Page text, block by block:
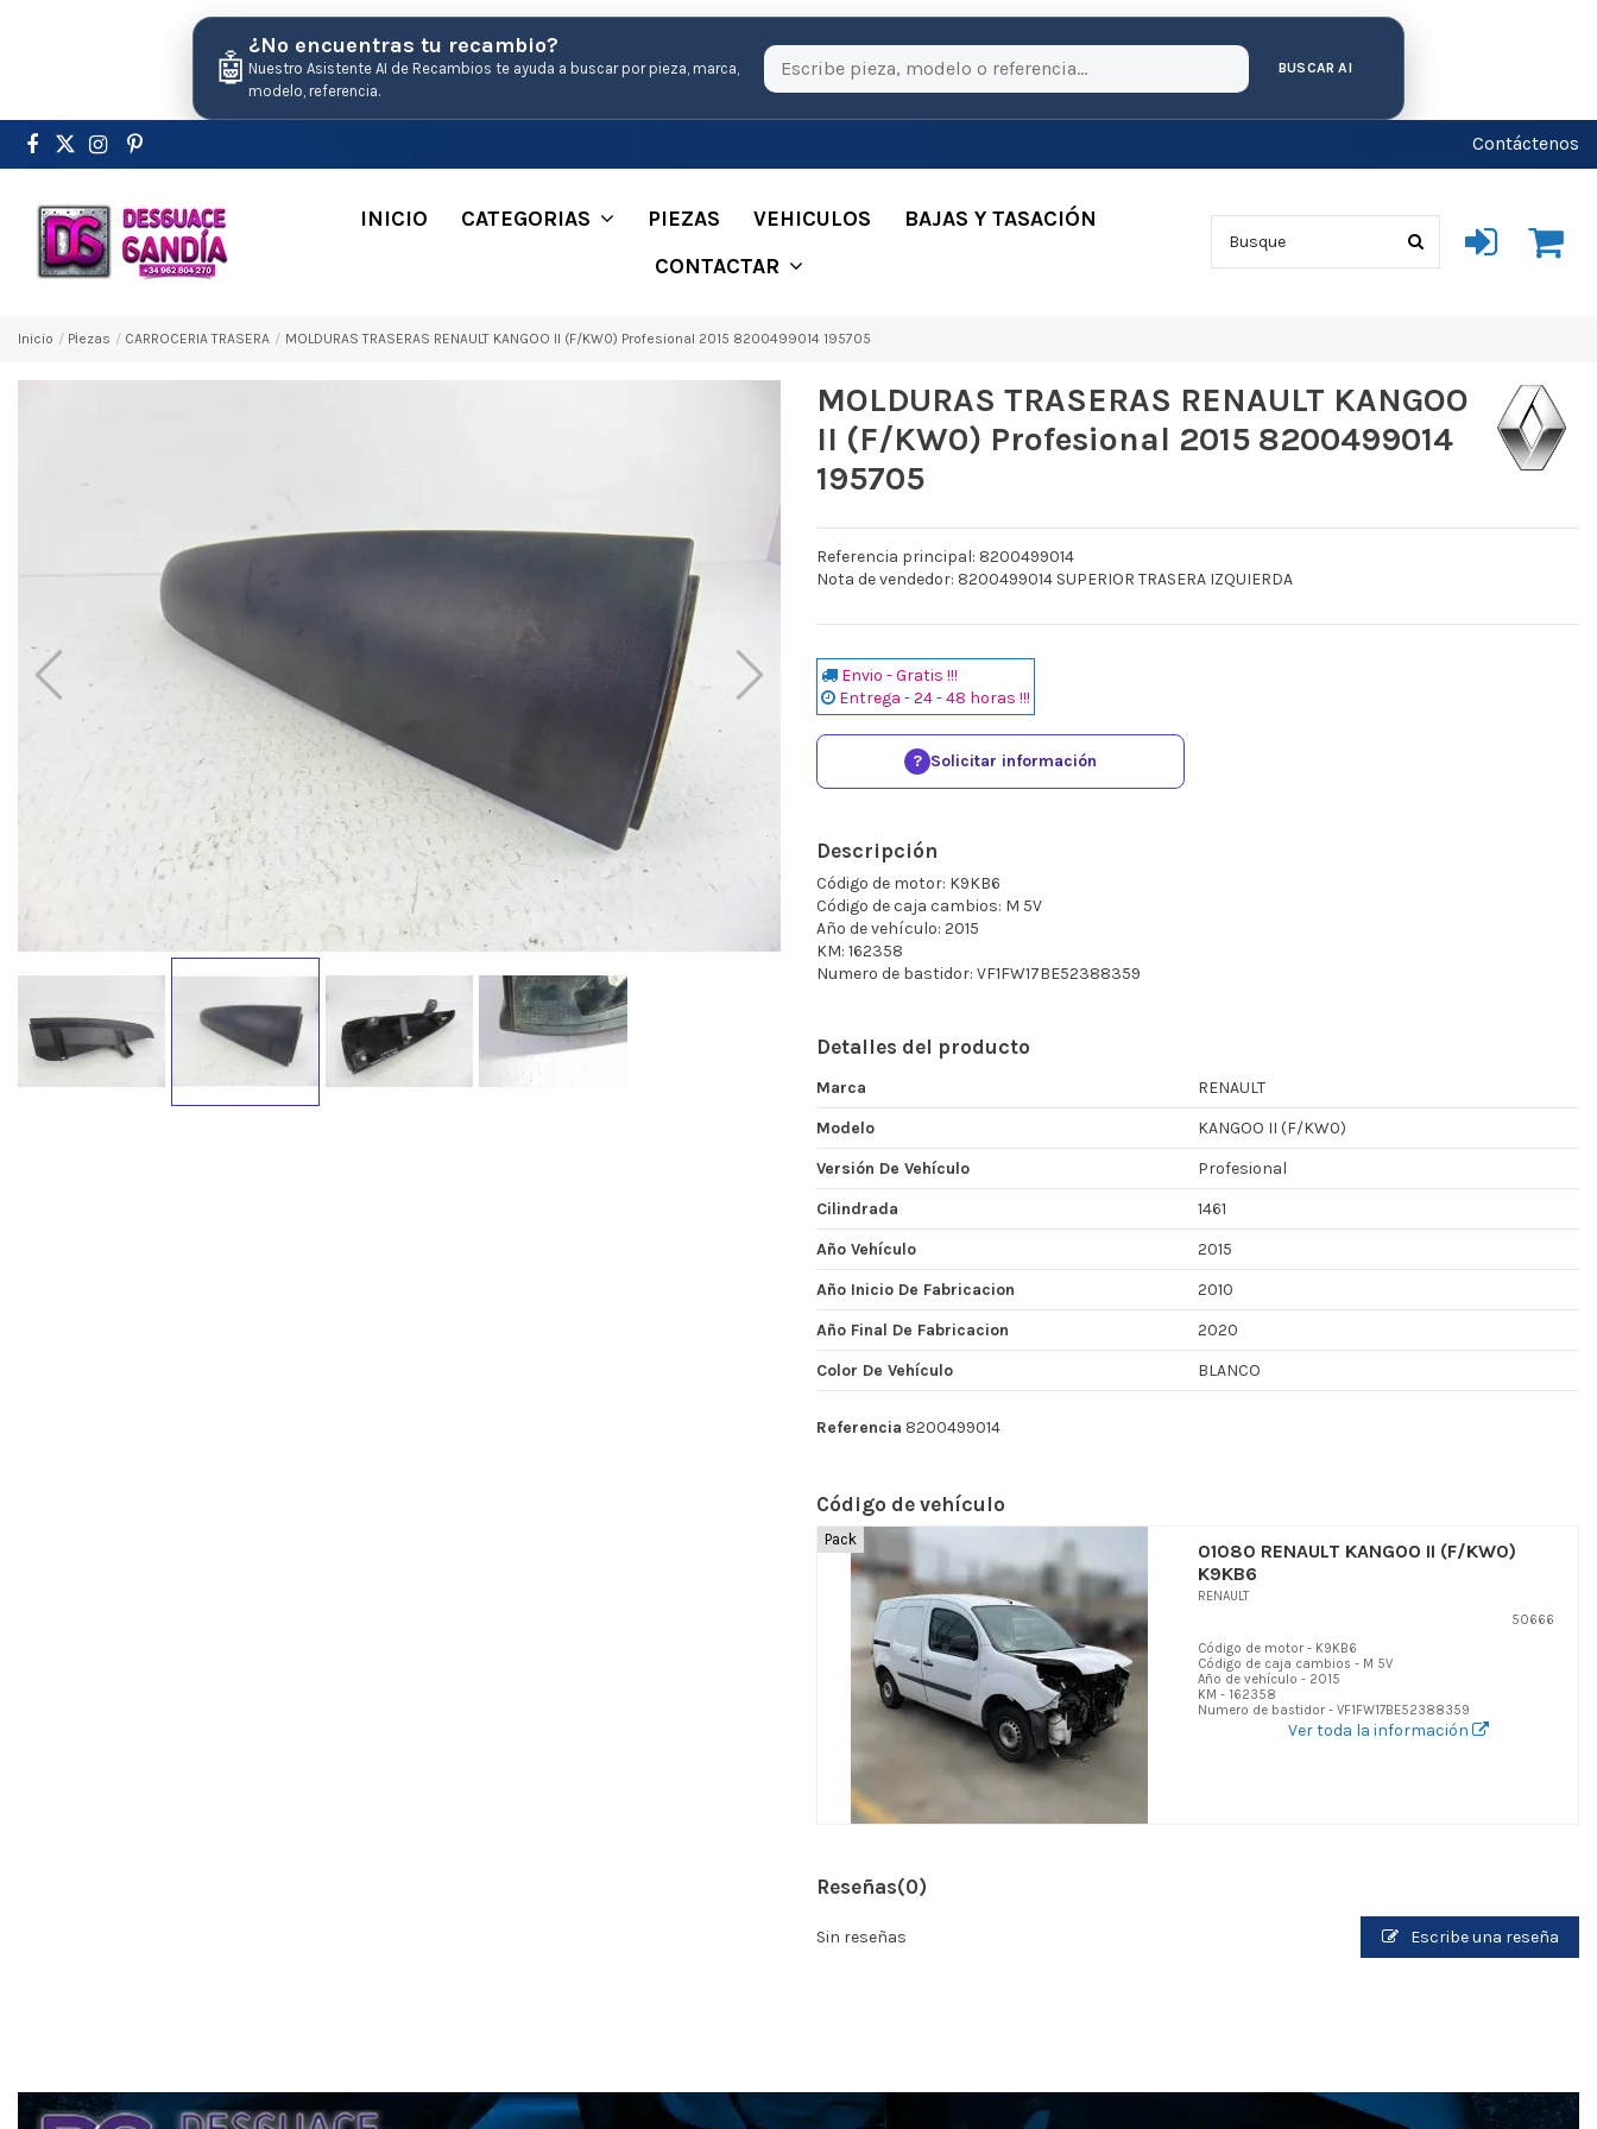
🤖
¿No encuentras tu recambio?
Nuestro Asistente AI de Recambios te ayuda a buscar por pieza, marca,
modelo, referencia.
BUSCAR AI
Contáctenos
INICIO CATEGORIAS PIEZAS VEHICULOS
BAJAS Y TASACIÓN
CONTACTAR
Inicio Pіezas CARROCERIA TRASERA MOLDURAS TRASERAS RENAULT KANGOO II (F/KW0) Profesional 2015 8200499014 195705
MOLDURAS TRASERAS RENAULT KANGOO
II (F/KW0) Profesional 2015 8200499014
195705
Referencia principal: 8200499014
Nota de vendedor: 8200499014 SUPERIOR TRASERA IZQUIERDA
Envio - Gratis !!!
Entrega - 24 - 48 horas !!!
? Solicitar información
Descripción
Código de motor: K9KB6
Código de caja cambios: M 5V
Año de vehículo: 2015
KM: 162358
Numero de bastidor: VF1FW17BE52388359
Detalles del producto
Marca
RENAULT
Modelo
KANGOO II (F/KW0)
Versión De Vehículo
Profesional
Cilindrada
1461
Año Vehículo
2015
Año Inicio De Fabricacion
2010
Año Final De Fabricacion
2020
Color De Vehículo
BLANCO
Referencia 8200499014
Código de vehículo
Pack
01080 RENAULT KANGOO II (F/KW0)
K9KB6
RENAULT
50666
Código de motor - K9KB6
Código de caja cambios - M 5V
Año de vehículo - 2015
KM - 162358
Numero de bastidor - VF1FW17BE52388359
Ver toda la información
Reseñas(0)
Sin reseñas Escribe una reseña